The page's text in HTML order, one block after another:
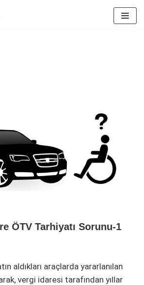
ÖTV Tarhiyatı Sorunu-1
aldıkları araçlarda yararlanılan
vergi idaresi tarafından yıllar